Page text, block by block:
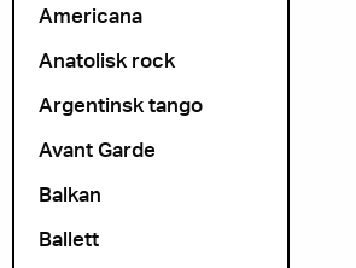
Americana
Anatolisk rock
Argentinsk tango
Avant Garde
Balkan
Ballett